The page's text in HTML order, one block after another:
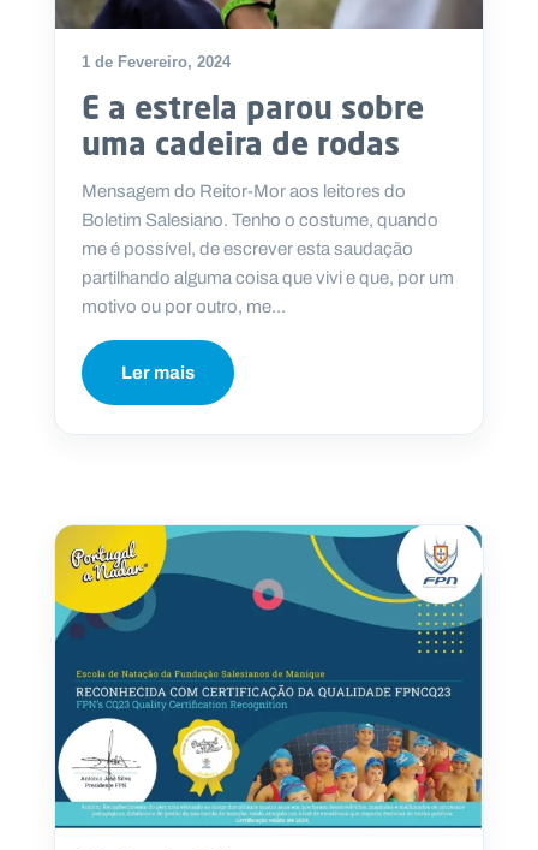
1 de Fevereiro, 2024
E a estrela parou sobre
uma cadeira de rodas
Mensagem do Reitor-Mor aos leitores do
Boletim Salesiano. Tenho o costume, quando
me é possível, de escrever esta saudação
partilhando alguma coisa que vivi e que, por um
motivo ou por outro, me...
Ler mais
O
R
A
L
N
A
C
I
O
N
A
L
S
l
e
s
.
p
A
g
e
a
C
o
n
a
c
t
o
s